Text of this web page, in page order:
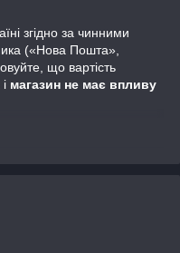
згідно за чинними
(«Нова Пошта»,
що вартість
і магазин не має впливу